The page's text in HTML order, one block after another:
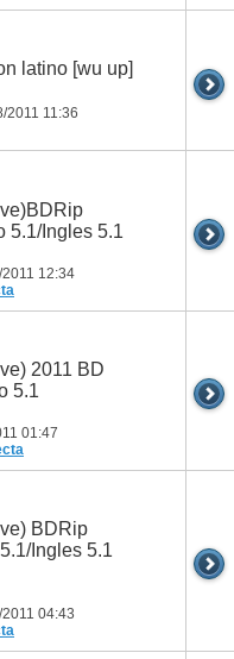
latino [wu up]
2011 11:36
5.1/Ingles 5.1
12:34
2011 BD
5.1
01:47
BDRip
Ingles 5.1
04:43